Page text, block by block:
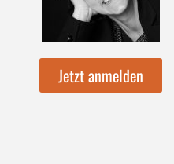
Jetzt anmelden